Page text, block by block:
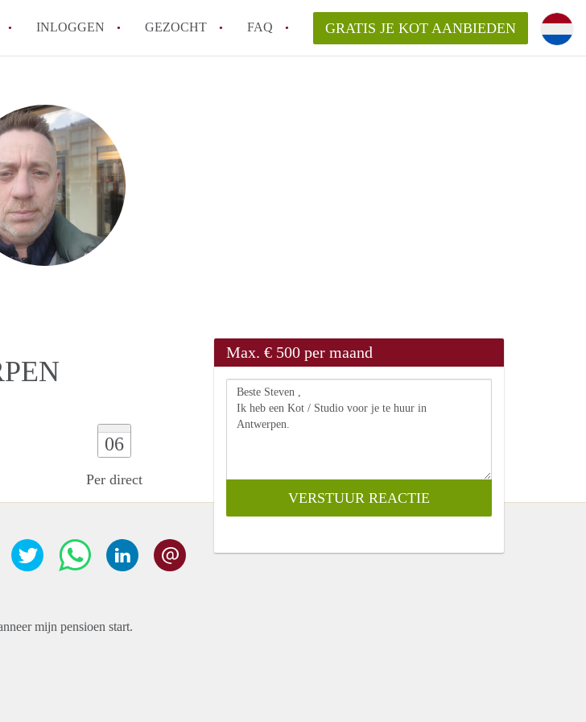
INLOGGEN GEZOCHT FAQ
Wat is het Vlaams Kotlabel en waarom is het belangrijk?
Wat is het verschil tussen een kot, studio en appartement?
Hoeveel kost een studentenkot in Antwerpen gemiddeld?
Wanneer moet ik beginnen zoeken naar een kot in Antwerpen?
Alle veelgestelde vragen
GRATIS JE KOT AANBIEDEN
06
Per direct
Max. € 500 per maand
mijn pensioen start.